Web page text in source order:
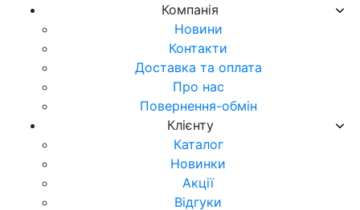
Компанія
Новини
Контакти
Доставка та оплата
Про нас
Повернення-обмін
Клієнту
Каталог
Новинки
Акції
Відгуки